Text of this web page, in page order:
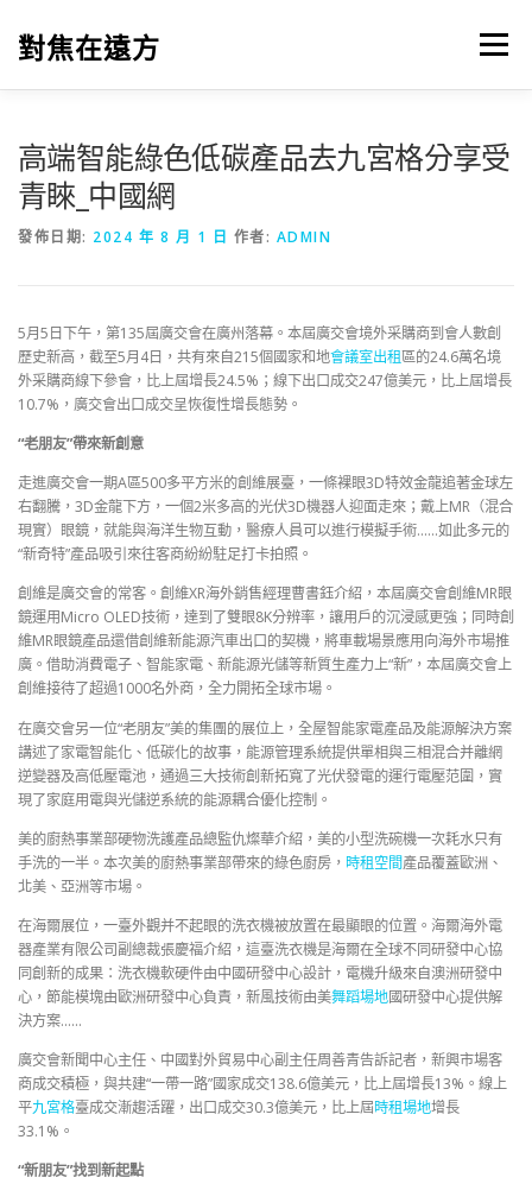
對焦在遠方 選單
高端智能綠色低碳產品去九宮格分享受
青睞_中國網
發佈日期: 2024 年 8 月 1 日 作者: ADMIN
5月5日下午，第135屆廣交會在廣州落幕。本屆廣交會境外采購商到會人數創
歷史新高，截至5月4日，共有來自215個國家和地會議室出租區的24.6萬名境
外采購商線下參會，比上屆增長24.5%；線下出口成交247億美元，比上屆增長
10.7%，廣交會出口成交呈恢復性增長態勢。
“老朋友”帶來新創意
走進廣交會一期A區500多平方米的創維展臺，一條裸眼3D特效金龍追著金球左
右翻騰，3D金龍下方，一個2米多高的光伏3D機器人迎面走來；戴上MR（混合
現實）眼鏡，就能與海洋生物互動，醫療人員可以進行模擬手術……如此多元的
“新奇特”產品吸引來往客商紛紛駐足打卡拍照。
創維是廣交會的常客。創維XR海外銷售經理曹書鈺介紹，本屆廣交會創維MR眼
鏡運用Micro OLED技術，達到了雙眼8K分辨率，讓用戶的沉浸感更強；同時創
維MR眼鏡產品還借創維新能源汽車出口的契機，將車載場景應用向海外市場推
廣。借助消費電子、智能家電、新能源光儲等新質生產力上“新”，本屆廣交會上
創維接待了超過1000名外商，全力開拓全球市場。
在廣交會另一位“老朋友”美的集團的展位上，全屋智能家電產品及能源解決方案
講述了家電智能化、低碳化的故事，能源管理系統提供單相與三相混合并離網
逆變器及高低壓電池，通過三大技術創新拓寬了光伏發電的運行電壓范圍，實
現了家庭用電與光儲逆系統的能源耦合優化控制。
美的廚熱事業部硬物洗護產品總監仇燦華介紹，美的小型洗碗機一次耗水只有
手洗的一半。本次美的廚熱事業部帶來的綠色廚房， 時租空間產品覆蓋歐洲、
北美、亞洲等市場。
在海爾展位，一臺外觀并不起眼的洗衣機被放置在最顯眼的位置。海爾海外電
器產業有限公司副總裁張慶福介紹，這臺洗衣機是海爾在全球不同研發中心協
同創新的成果：洗衣機軟硬件由中國研發中心設計，電機升級來自澳洲研發中
心，節能模塊由歐洲研發中心負責，新風技術由美舞蹈場地國研發中心提供解
決方案……
廣交會新聞中心主任、中國對外貿易中心副主任周善青告訴記者，新興市場客
商成交積極，與共建“一帶一路”國家成交138.6億美元，比上屆增長13%。線上
平九宮格臺成交漸趨活躍，出口成交30.3億美元，比上屆時租場地增長
33.1%。
“新朋友”找到新起點